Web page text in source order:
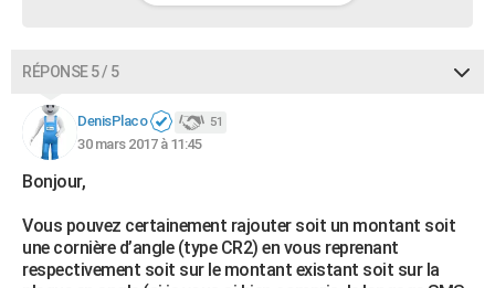
RÉPONSE 5 / 5
DenisPlaco 51
30 mars 2017 à 11:45
Bonjour,
Vous pouvez certainement rajouter soit un montant soit
une cornière d’angle (type CR2) en vous reprenant
respectivement soit sur le montant existant soit sur la